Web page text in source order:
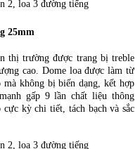
25mm
thị trường được trang bị treble
cao. Dome loa được làm từ
không bị biến dạng, kết hợp
gấp 9 lần chất liệu thông
kỳ chi tiết, tách bạch và sắc